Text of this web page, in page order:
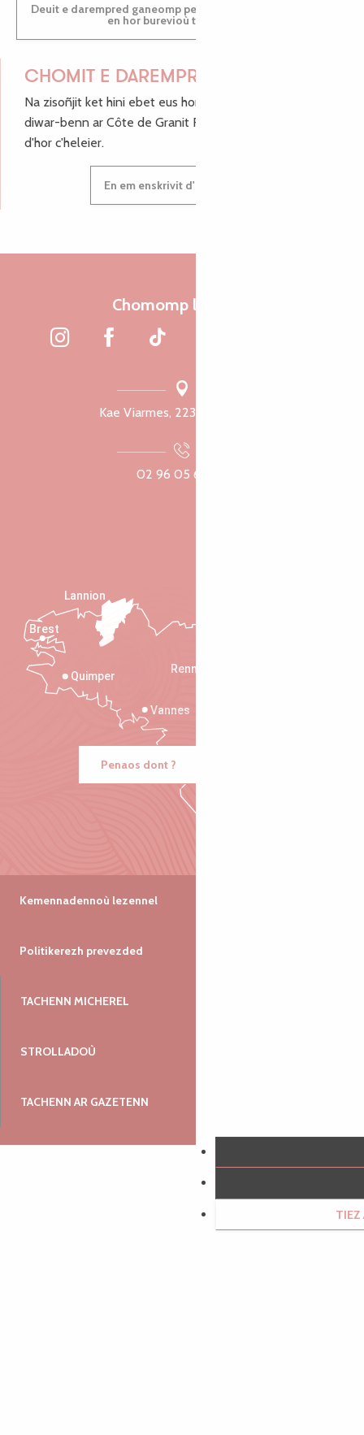
Deuit e darempred ganeomp pe deuit da welet ac'hanomp
en hor burevioù touristerezh
CHOMIT E DAREMPRED !
Na zisoñjit ket hini ebet eus hor c'hinnigoù mat ha keleier
diwar-benn ar Côte de Granit Rose, enskrivit hoc'h anv
d'hor c'heleier.
En em enskrivit d'hor c'heleier
Chomomp liammet
Kae Viarmes, 22300 Lannuon
02 96 05 60 70
Rennes
Vannes
Quimper
Lannion
Brest
Penaos dont ?
Kemennadennoù lezennel
Politikerezh prevezded
TACHENN MICHEREL
STROLLADOÙ
TACHENN AR GAZETENN